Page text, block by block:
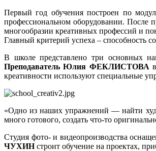
Первый год обучения построен по
профессиональном оборудовании. После
многообразии креативных профессий и
Главный критерий успеха – способность
В школе представлено три основных
ПреподавательЮлия ФЕКЛИСТОВА
креативности используют специальные
«Одно из наших упражнений — найти
много готового, создать что-то
Студия фото- и видеопроизводства
ЧУХИНстроит обучение на проектах,